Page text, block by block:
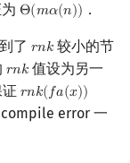
Θ(𝑚𝛼(𝑛))
Θ(mα(n)) ．
了𝑟𝑛𝑘
rnk 较小的节
𝑟𝑛𝑘
rnk 值设为另一
证𝑟𝑛𝑘(𝑓𝑎(𝑥))
rnk(fa(x))≥r
compile error 一